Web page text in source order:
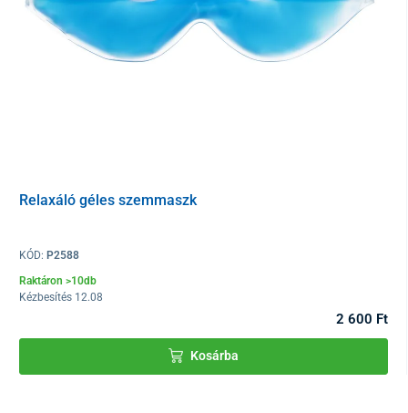
Relaxáló géles szemmaszk
KÓD: P2588
Raktáron >10db
Kézbesítés 12.08
2 600 Ft
Kosárba